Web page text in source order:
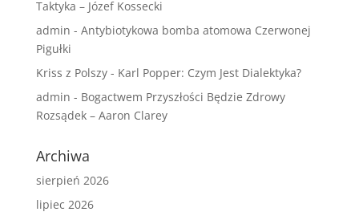
Taktyka – Józef Kossecki
admin - Antybiotykowa bomba atomowa Czerwonej
Pigułki
Kriss z Polszy- Karl Popper: Czym Jest Dialektyka?
admin - Bogactwem Przyszłości Będzie Zdrowy
Rozsądek – Aaron Clarey
Archiwa
sierpień 2026
lipiec 2026